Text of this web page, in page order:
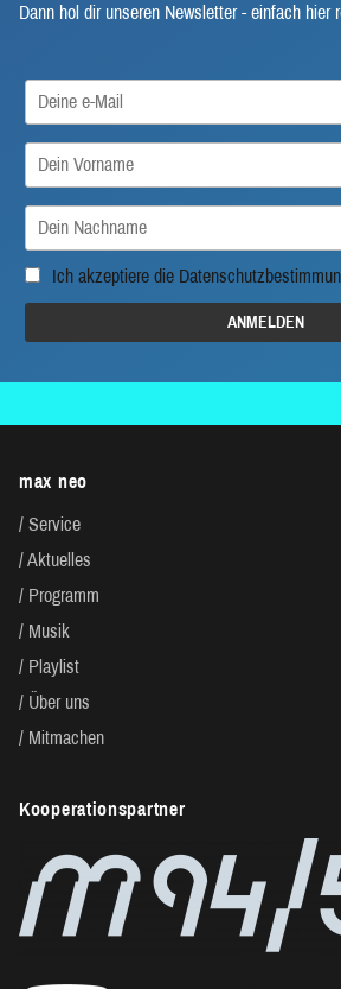
Dann hol dir unseren Newsletter - einfach hier
Ich akzeptiere die
max neo
Service
Aktuelles
Programm
Musik
Playlist
Über uns
Mitmachen
Kooperationspartner